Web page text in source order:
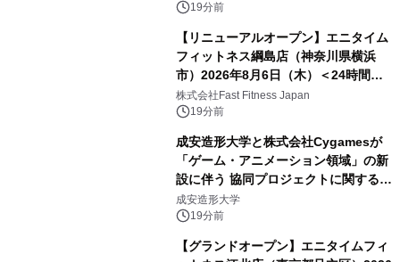
19分前
【リニューアルオープン】エニタイム
フィットネス綱島店（神奈川県横浜
市）2026年8月6日（木）＜24時間年
中無休のフィットネスジム＞
株式会社Fast Fitness Japan
19分前
成安造形大学と株式会社Cygamesが
「ゲーム・アニメーション領域」の新
設に伴う 協同プロジェクトに関する契
約を締結
成安造形大学
19分前
【グランドオープン】エニタイムフィ